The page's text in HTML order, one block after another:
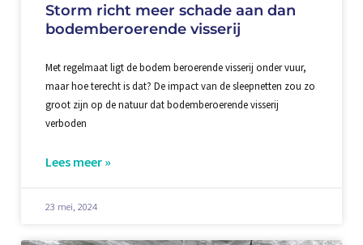
Storm richt meer schade aan dan
bodemberoerende visserij
Met regelmaat ligt de bodem beroerende visserij onder vuur,
maar hoe terecht is dat? De impact van de sleepnetten zou zo
groot zijn op de natuur dat bodemberoerende visserij
verboden
Lees meer »
23 mei, 2024